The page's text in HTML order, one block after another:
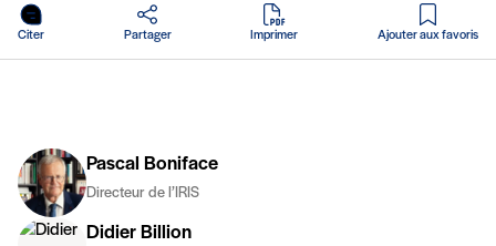
Citer Partager Imprimer
en PDF
Ajouter aux favoris
Pascal Boniface
Directeur de l’IRIS
Didier Billion